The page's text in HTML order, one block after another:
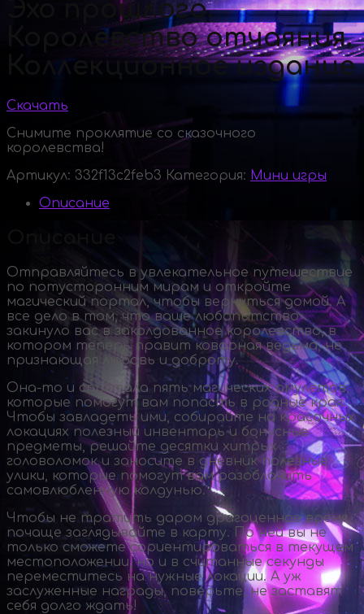
Эхо прошлого.
Королевство отчаяния.
Коллекционное издание
Скачать
Снимите проклятие со сказочного
королевства!
Артикул: 332f13c2feb3 Категория: Мини игры
Описание
Отправляйтесь в увлекательное путешествие
по потусторонним мирам и откройте
магический портал, чтобы вернуться домой. А
все дело в том, что ваше любопытство
закинуло вас в заколдованное королевство, в
котором теперь правит коварная ведьма, не
признающая любовь и доброту.
Она-то и спрятала пять магических амулетов,
которые помогут вам попасть в родные края.
Чтобы завладеть ими, собирайте на красочных
локациях полезный инвентарь и бонусные
предметы, решайте десятки хитрых
головоломок и заносите в дневник полезные
улики, которые помогут вам разоблачить
самовлюбленную колдунью.
Чтобы не тратить даром драгоценное время,
почаще заглядывайте в карту. По ней вы не
только сможете сориентироваться в текущем
местоположении, но и в считанные секунды
переместитесь на нужные локации. А уж
заслуженные награды, поверьте, не заставят
себя долго ждать!